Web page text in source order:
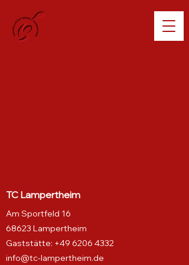
TC Lampertheim
Am Sportfeld 16
68623 Lampertheim
Gaststätte: +49 6206 4332
info@tc-lampertheim.de